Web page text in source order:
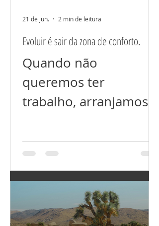
posso trazer para a
minha realidade?
"Você é o que
consome, e isso não é
sobre comida." Para
amor, arte, ha
Evoluir é sair da zona de conforto.
Quando não
queremos ter
trabalho, arranjamos
acreditamos nela.
Evoluir dá muito
trabalho porque não
tem ZONA DE
CONFORTO
21 de jun. 2 min de leitura